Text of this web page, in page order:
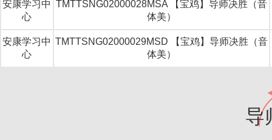
安康学习中
心
TMTTSNG02000028MSA 【宝鸡】导师决胜（音
体美）
安康学习中
心
TMTTSNG02000029MSD 【宝鸡】导师决胜（音
体美）
导